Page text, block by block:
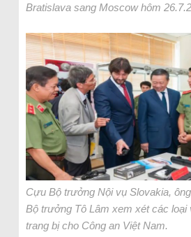
Bratislava sang Moscow hôm
Cựu Bộ trưởng Nội vụ Slovakia,
Bộ trưởng Tô Lâm xem xét các
trang bị cho Công an Việt Nam.